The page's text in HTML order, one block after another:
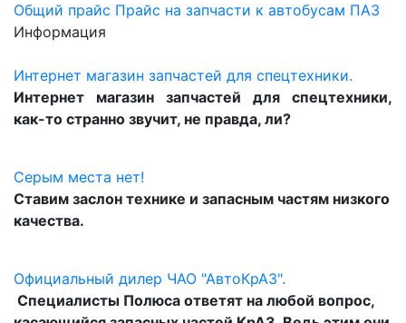
Общий прайс Прайс на запчасти к автобусам ПАЗ
Информация
Интернет магазин запчастей для спецтехники.
Интернет магазин запчастей для спецтехники,
как-то странно звучит, не правда, ли?
Серым места нет!
Ставим заслон технике и запасным частям низкого
качества.
Официальный дилер ЧАО "АвтоКрАЗ".
Специалисты Полюса ответят на любой вопрос,